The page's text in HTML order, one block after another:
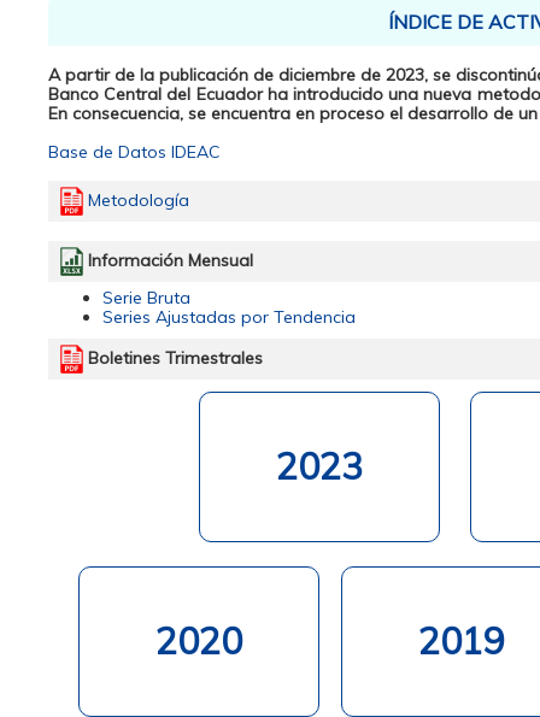
ÍNDICE DE
A partir de la publicación de diciembre de 2023, se
Banco Central del Ecuador ha introducido una nueva
En consecuencia, se encuentra en proceso el desarrollo de
Base de Datos IDEAC
Metodología
Información Mensual
Serie Bruta
Series Ajustadas por Tendencia
Boletines Trimestrales
2023
Boletín 38. I Trimestre 2022Boletín 39. II Trimestre 2022Boletín 40. III Trimestre 2022Boletín 41. IV Trimestre 2022 Boletín 34. I Trimestre 2021Boletín 35. II Trimestre 2021Boletín 36. III Trimestre 2021Boletín
2020 2019
Boletín 26. I Trimestre 2019Boletín 27. II Trimestre 2019Boletín 28. III Trimestre 2019Boletín 29. IV Trimestre 2019
Boletín 05Boletín 06